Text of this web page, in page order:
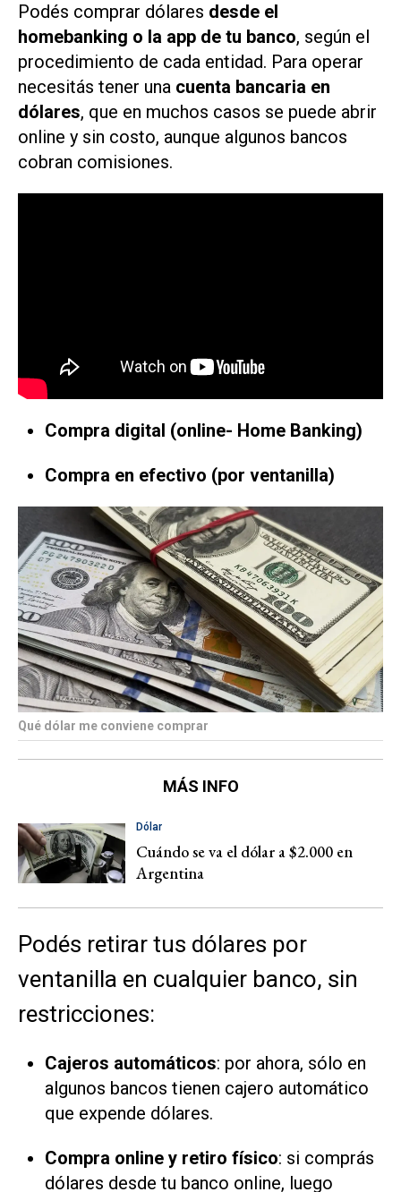
Podés comprar dólares desde el
homebanking o la app de tu banco, según el
procedimiento de cada entidad. Para operar
necesitás tener una cuenta bancaria en
dólares, que en muchos casos se puede abrir
online y sin costo, aunque algunos bancos
cobran comisiones.
Compra digital (online- Home Banking)
Compra en efectivo (por ventanilla)
Qué dólar me conviene comprar
MÁS INFO
Dólar
Cuándo se va el dólar a $2.000 en
Argentina
Podés retirar tus dólares por
ventanilla en cualquier banco, sin
restricciones:
Cajeros automáticos: por ahora, sólo en
algunos bancos tienen cajero automático
que expende dólares.
Compra online y retiro físico: si comprás
dólares desde tu banco online, luego